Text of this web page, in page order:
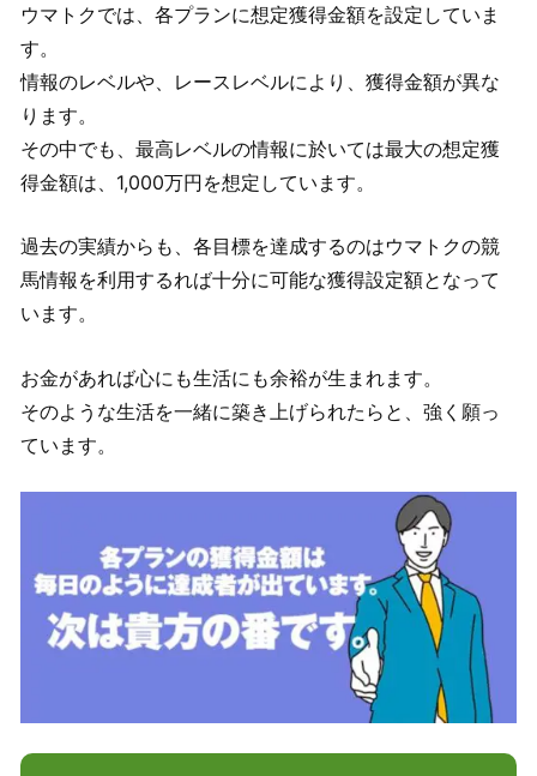
ウマトクでは、各プランに想定獲得金額を設定していま
す。
情報のレベルや、レースレベルにより、獲得金額が異な
ります。
その中でも、最高レベルの情報に於いては最大の想定獲
得金額は、1,000万円を想定しています。
過去の実績からも、各目標を達成するのはウマトクの競
馬情報を利用するれば十分に可能な獲得設定額となって
います。
お金があれば心にも生活にも余裕が生まれます。
そのような生活を一緒に築き上げられたらと、強く願っ
ています。